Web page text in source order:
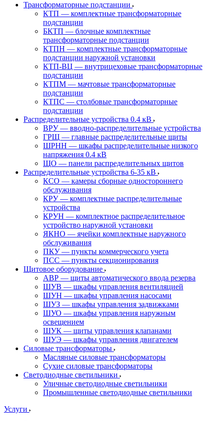
Трансформаторные подстанции
КТП — комплектные трансформаторные
подстанции
БКТП — блочные комплектные
трансформаторные подстанции
КТПН — комплектные трансформаторные
подстанции наружной установки
КТП-ВЦ — внутрицеховые трансформаторные
подстанции
КТПМ — мачтовые трансформаторные
подстанции
КТПС — столбовые трансформаторные
подстанции
Распределительные устройства 0.4 кВ
ВРУ — вводно-распределительные устройства
ГРЩ — главные распределительные щиты
ШРНН — шкафы распределительные низкого
напряжения 0.4 кВ
ЩО — панели распределительных щитов
Распределительные устройства 6-35 кВ
КСО — камеры сборные одностороннего
обслуживания
КРУ — комплектные распределительные
устройства
КРУН — комплектное распределительное
устройство наружной установки
ЯКНО — ячейки комплектные наружного
обслуживания
ПКУ — пункты коммерческого учета
ПСС — пункты секционирования
Щитовое оборудование
АВР — щиты автоматического ввода резерва
ШУВ — шкафы управления вентиляцией
ШУН — шкафы управления насосами
ШУЗ — шкафы управления задвижками
ШУО — шкафы управления наружным
освещением
ШУК — щиты управления клапанами
ШУЭ — шкафы управления двигателем
Силовые трансформаторы
Масляные силовые трансформаторы
Сухие силовые трансформаторы
Светодиодные светильники
Уличные светодиодные светильники
Промышленные светодиодные светильники
Услуги